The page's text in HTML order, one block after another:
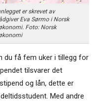
er skrevet av
Eva Sørmo i Norsk
Foto: Norsk
du få fem uker i tillegg for
tilsvarer det
og lån, dette er
Med andre